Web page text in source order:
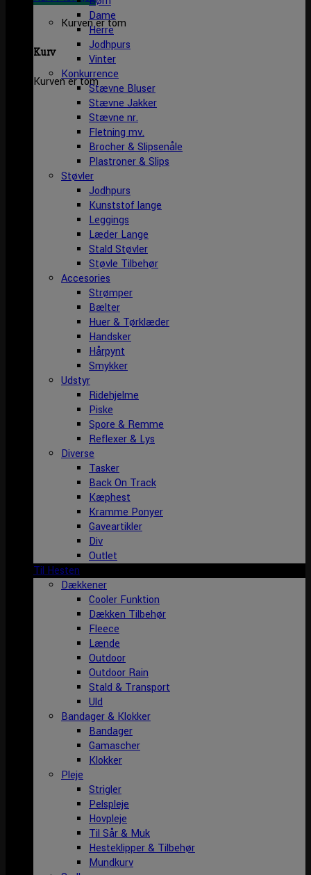
Kurven er tom
Kurv
Kurven er tom
Dame
Herre
Jodhpurs
Vinter
Konkurrence
Stævne Bluser
Stævne Jakker
Stævne nr.
Fletning mv.
Brocher & Slipsenåle
Plastroner & Slips
Støvler
Jodhpurs
Kunststof lange
Leggings
Læder Lange
Stald Støvler
Støvle Tilbehør
Accesories
Strømper
Bælter
Huer & Tørklæder
Handsker
Hårpynt
Smykker
Udstyr
Ridehjelme
Piske
Spore & Remme
Reflexer & Lys
Diverse
Tasker
Back On Track
Kæphest
Kramme Ponyer
Gaveartikler
Div
Outlet
Til Hesten
Dækkener
Cooler Funktion
Dækken Tilbehør
Fleece
Lænde
Outdoor
Outdoor Rain
Stald & Transport
Uld
Bandager & Klokker
Bandager
Gamascher
Klokker
Pleje
Strigler
Pelspleje
Hovpleje
Til Sår & Muk
Hesteklipper & Tilbehør
Mundkurv